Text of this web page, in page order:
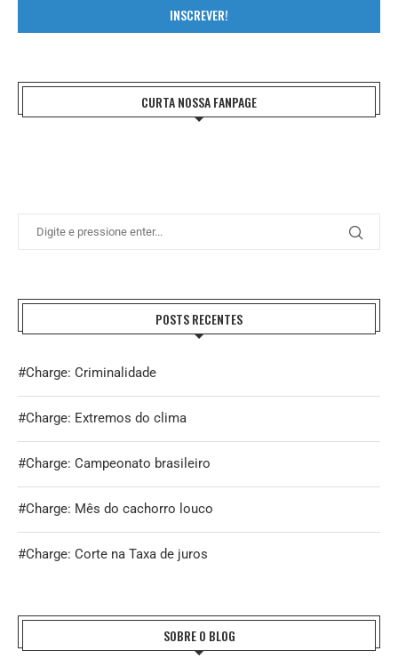
INSCREVER!
CURTA NOSSA FANPAGE
POSTS RECENTES
#Charge: Criminalidade
#Charge: Extremos do clima
#Charge: Campeonato brasileiro
#Charge: Mês do cachorro louco
#Charge: Corte na Taxa de juros
SOBRE O BLOG